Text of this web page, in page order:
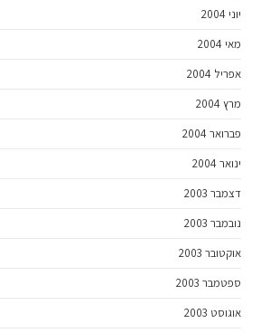
יוני 2004
מאי 2004
אפריל 2004
מרץ 2004
פברואר 2004
ינואר 2004
דצמבר 2003
נובמבר 2003
אוקטובר 2003
ספטמבר 2003
אוגוסט 2003